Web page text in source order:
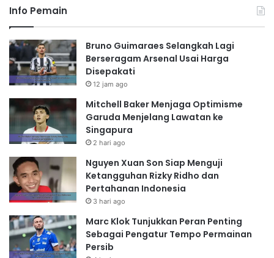
Info Pemain
Bruno Guimaraes Selangkah Lagi
Berseragam Arsenal Usai Harga
Disepakati
12 jam ago
Mitchell Baker Menjaga Optimisme
Garuda Menjelang Lawatan ke
Singapura
2 hari ago
Nguyen Xuan Son Siap Menguji
Ketangguhan Rizky Ridho dan
Pertahanan Indonesia
3 hari ago
Marc Klok Tunjukkan Peran Penting
Sebagai Pengatur Tempo Permainan
Persib